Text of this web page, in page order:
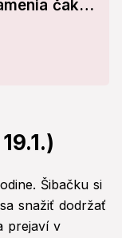
čaká
Šibačku si
snažiť dodržať
prejaví v